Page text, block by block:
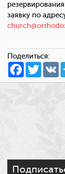
заявку по
Поделиться:
Facebook
Twitter